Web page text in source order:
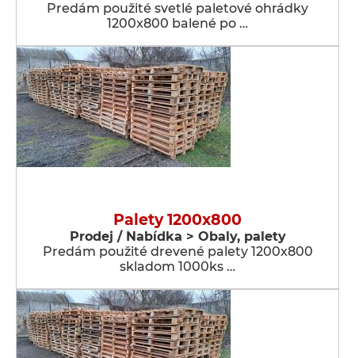
Predám použité svetlé paletové ohrádky
1200x800 balené po …
Palety 1200x800
Prodej / Nabídka > Obaly, palety
Predám použité drevené palety 1200x800
skladom 1000ks …